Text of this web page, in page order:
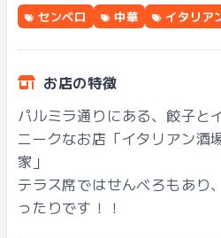
センベロ 中華 イタリア
お店の特徴
パルミラ通りにある、餃子と
ニークなお店「イタリアン酒
家」
テラス席ではせんべろもあり
ったりです！！